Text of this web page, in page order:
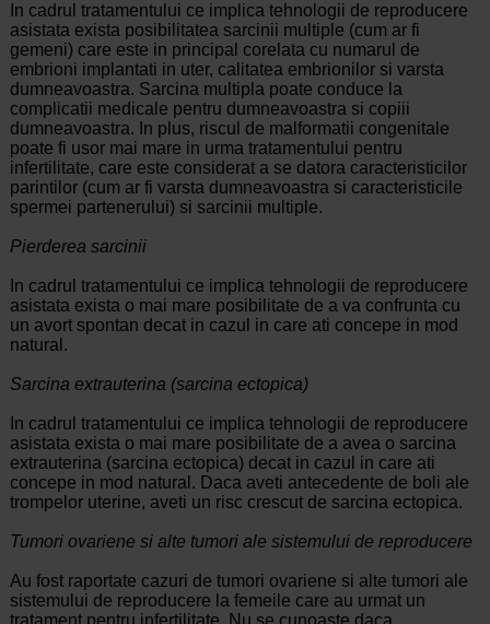
In cadrul tratamentului ce implica tehnologii de reproducere
asistata exista posibilitatea sarcinii multiple (cum ar fi
gemeni) care este in principal corelata cu numarul de
embrioni implantati in uter, calitatea embrionilor si varsta
dumneavoastra. Sarcina multipla poate conduce la
complicatii medicale pentru dumneavoastra si copiii
dumneavoastra. In plus, riscul de malformatii congenitale
poate fi usor mai mare in urma tratamentului pentru
infertilitate, care este considerat a se datora caracteristicilor
parintilor (cum ar fi varsta dumneavoastra si caracteristicile
spermei partenerului) si sarcinii multiple.
Pierderea sarcinii
In cadrul tratamentului ce implica tehnologii de reproducere
asistata exista o mai mare posibilitate de a va confrunta cu
un avort spontan decat in cazul in care ati concepe in mod
natural.
Sarcina extrauterina (sarcina ectopica)
In cadrul tratamentului ce implica tehnologii de reproducere
asistata exista o mai mare posibilitate de a avea o sarcina
extrauterina (sarcina ectopica) decat in cazul in care ati
concepe in mod natural. Daca aveti antecedente de boli ale
trompelor uterine, aveti un risc crescut de sarcina ectopica.
Tumori ovariene si alte tumori ale sistemului de reproducere
Au fost raportate cazuri de tumori ovariene si alte tumori ale
sistemului de reproducere la femeile care au urmat un
tratament pentru infertilitate. Nu se cunoaste daca